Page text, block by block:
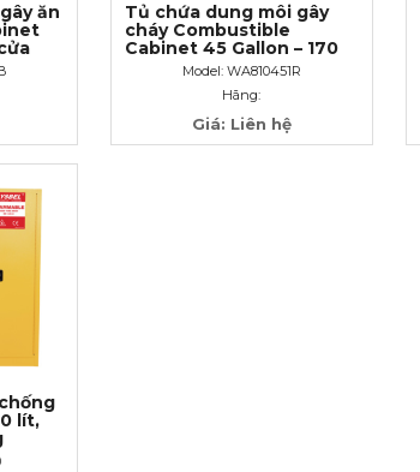
ăn
Tủ chứa dung môi gây
cháy Combustible
Cabinet 45 Gallon – 170
lít, cửa tự đóng
Model: WA810451R
Hãng:
Giá: Liên hệ
lít,